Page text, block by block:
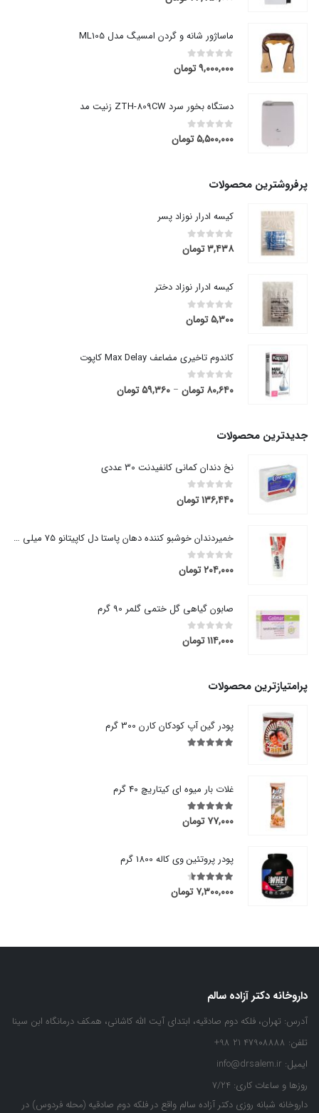
ماساژور شانه و گردن امسیگ مدل ML105
۹,۰۰۰,۰۰۰تومان
دستگاه بخور سرد ZTH-809CW زنیت مد
۵,۵۰۰,۰۰۰تومان
پرفروشترین محصولات
کیسه ادرار نوزاد پسر
0
out of 5
۳,۴۳۸تومان
کیسه ادرار نوزاد دختر
۵,۳۰۰تومان
کاندوم تاخیری مضاعف Max Delay کاپوت
0
out of 5
۸۰,۶۴۰ تومان – ۵۹,۳۶۰تومانقیمت
جدیدترین محصولات
نخ دندان کمانی کانفیدنت 30 عددی
0
out of 5
۱۳۶,۴۴۰تومان
خمیردندان خوشبو کننده دهان پاستا دل کاپیتانو 75 میلی لیتر
۲۰۴,۰۰۰تومان
صابون گیاهی گل ختمی گلمر 90 گرم
۱۱۴,۰۰۰تومان
پرامتیازترین محصولات
پودر گین آپ کودکان کارن 300 گرم
غلات بار میوه ای کیتاریچ 40 گرم
5.00
out of 5
۷۷,۰۰۰ تومان
پودر پروتئین وی کاله 1800 گرم
۷,۳۰۰,۰۰۰ تومان
داروخانه دکتر آزاده سالم
آدرس: تهران، فلکه دوم صادقیه، ابتدای آیت الله کاشانی، همکف درمانگاه ابن سینا
تلفن: 47908888 21 98+
ایمیل: info@drsalem.ir
روزها و ساعات کاری: 7/24
داروخانه شبانه روزی دکتر آزاده سالم واقع در فلکه دوم صادقیه (محله فردوس) در